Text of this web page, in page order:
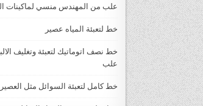
علب من المهندس منسي لماكينات
خط لتعبئة المياه عصير
خط نصف اتوماتيك لتعبئة وتغليف
علب
خط كامل لتعبئة السوائل مثل العصير